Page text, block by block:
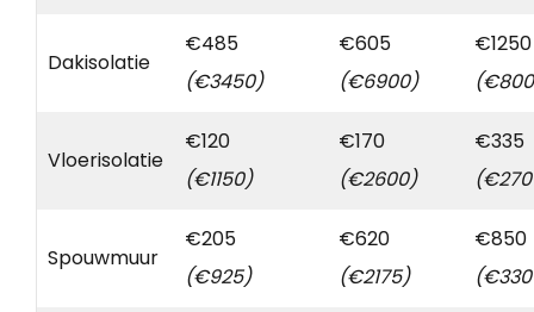
Dakisolatie
€485
(€3450)
€605
(€6900)
€1250
Vloerisolatie
€120
(€1150)
€170
(€2600)
€335
Spouwmuur
€205
(€925)
€620
(€2175)
€850